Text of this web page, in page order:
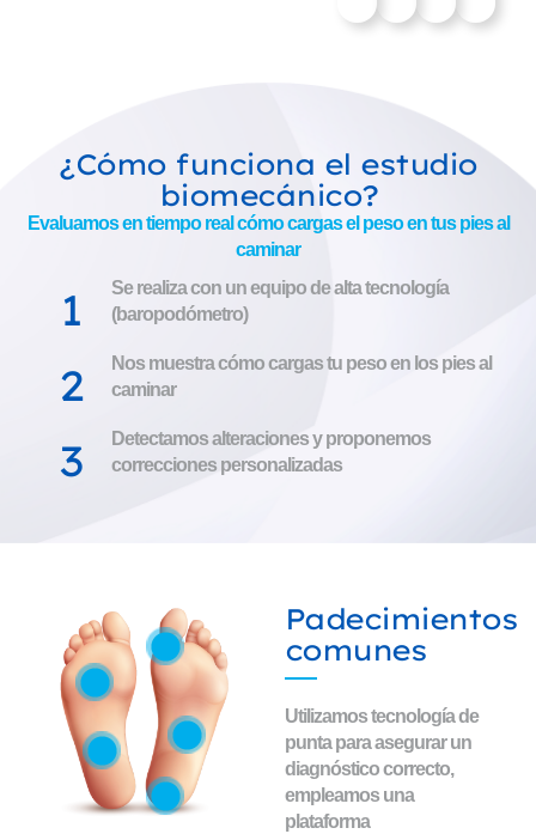
¿Cómo funciona el estudio
biomecánico?
Evaluamos en tiempo real cómo cargas el peso en tus pies al
caminar
1
Se realiza con un equipo de alta tecnología
(baropodómetro)
2
Nos muestra cómo cargas tu peso en los pies al
caminar
3
Detectamos alteraciones y proponemos
correcciones personalizadas
Padecimientos
comunes
Utilizamos tecnología de
punta para asegurar un
diagnóstico correcto,
empleamos una
plataforma